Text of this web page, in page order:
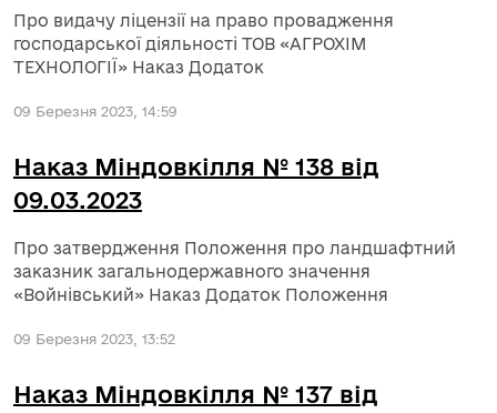
Про видачу ліцензії на право провадження
господарської діяльності ТОВ «АГРОХІМ
ТЕХНОЛОГІЇ» Наказ Додаток
09 Березня 2023, 14:59
Наказ Міндовкілля № 138 від
09.03.2023
Про затвердження Положення про ландшафтний
заказник загальнодержавного значення
«Войнівський» Наказ Додаток Положення
09 Березня 2023, 13:52
Наказ Міндовкілля № 137 від